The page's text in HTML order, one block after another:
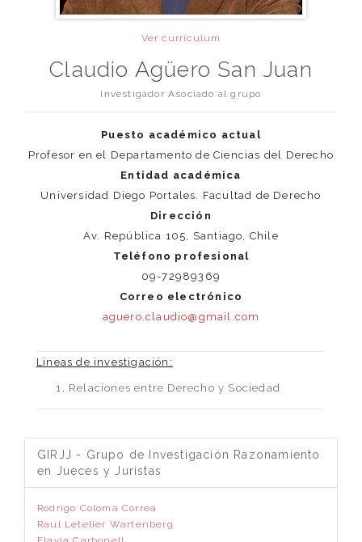
Ver currículum
Claudio Agüero San Juan
Investigador Asociado al grupo
Puesto académico actual
Profesor en el Departamento de Ciencias del Derecho
Entidad académica
Universidad Diego Portales. Facultad de Derecho
Dirección
Av. República 105, Santiago, Chile
Teléfono profesional
09-72989369
Correo electrónico
aguero.claudio@gmail.com
Líneas de investigación:
Relaciones entre Derecho y Sociedad
GIRJJ - Grupo de Investigación Razonamiento
en Jueces y Juristas
Rodrigo Coloma Correa
Raul Letelier Wartenberg